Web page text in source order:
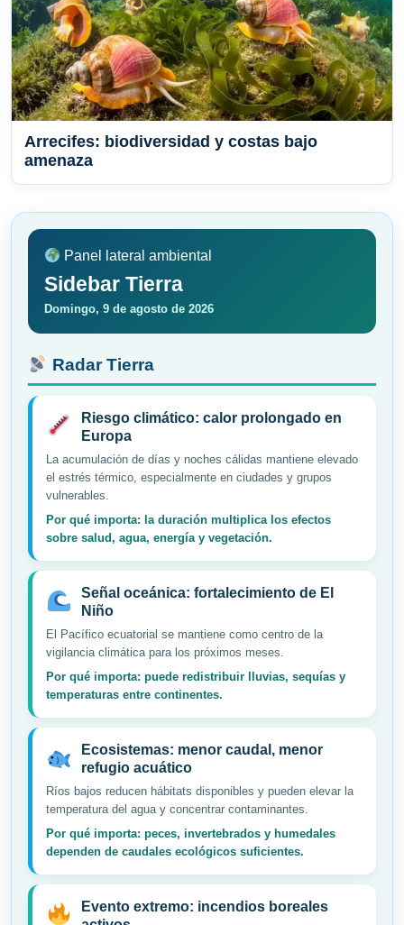
Arrecifes: biodiversidad y costas bajo
amenaza
Panel lateral ambiental
Sidebar Tierra
Domingo, 9 de agosto de 2026
Radar Tierra
Riesgo climático: calor prolongado en
Europa
La acumulación de días y noches cálidas mantiene elevado
el estrés térmico, especialmente en ciudades y grupos
vulnerables.
Por qué importa: la duración multiplica los efectos
sobre salud, agua, energía y vegetación.
Señal oceánica: fortalecimiento de El
Niño
El Pacífico ecuatorial se mantiene como centro de la
vigilancia climática para los próximos meses.
Por qué importa: puede redistribuir lluvias, sequías y
temperaturas entre continentes.
Ecosistemas: menor caudal, menor
refugio acuático
Ríos bajos reducen hábitats disponibles y pueden elevar la
temperatura del agua y concentrar contaminantes.
Por qué importa: peces, invertebrados y humedales
dependen de caudales ecológicos suficientes.
Evento extremo: incendios boreales